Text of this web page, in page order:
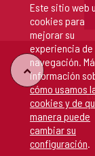
Este sitio web
cookies para
mejorar su
experiencia de
navegación.
información
cómo usamos
cookies y de
manera puede
cambiar su
configuración.
"Volver
arriba"